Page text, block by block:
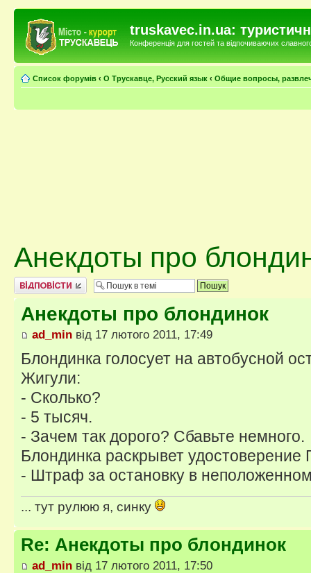
truskavec.in.ua:
Конференція для гостей та відпочиваючих
Список форумів ‹ О Трускавце, Русский язык ‹ Общие вопросы,
Анекдоты про
Відповісти
Анекдоты про блондинок
ad_min від 17 лютого 2011, 17:49
Блондинка голосует на автобусной
Жигули:
- Сколько?
- 5 тысяч.
- Зачем так дорого? Сбавьте немного.
Блондинка раскрывет удостоверение
- Штраф за остановку в
... тут рулюю я, синку
Re: Анекдоты про блондинок
ad_min від 17 лютого 2011, 17:50